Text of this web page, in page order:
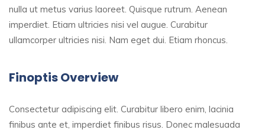
nulla ut metus varius laoreet. Quisque rutrum. Aenean
imperdiet. Etiam ultricies nisi vel augue. Curabitur
ullamcorper ultricies nisi. Nam eget dui. Etiam rhoncus.
Finoptis Overview
Consectetur adipiscing elit. Curabitur libero enim, lacinia
finibus ante et, imperdiet finibus risus. Donec malesuada